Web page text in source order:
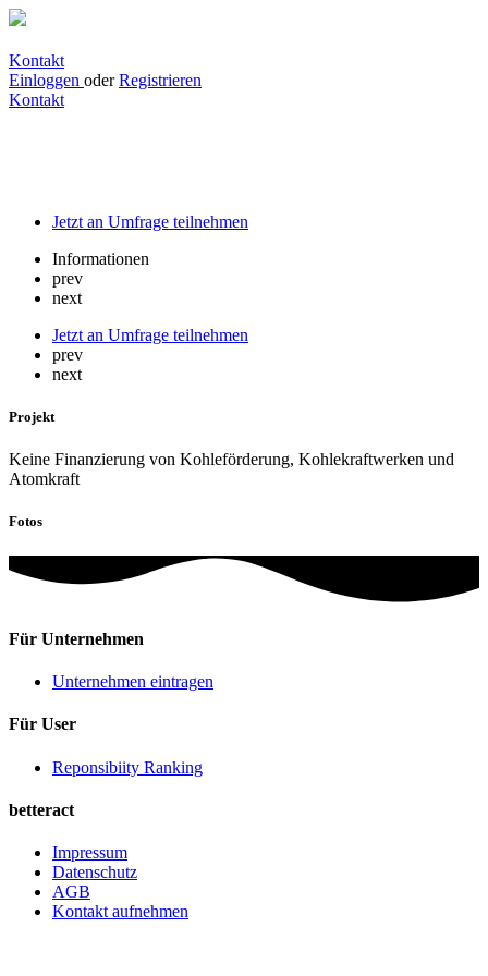
Kontakt
Einloggen oder Registrieren
Kontakt
Jetzt an Umfrage teilnehmen
Informationen
prev
next
Jetzt an Umfrage teilnehmen
prev
next
Projekt
Keine Finanzierung von Kohleförderung, Kohlekraftwerken und
Atomkraft
Fotos
Für Unternehmen
Unternehmen eintragen
Für User
Reponsibiity Ranking
betteract
Impressum
Datenschutz
AGB
Kontakt aufnehmen